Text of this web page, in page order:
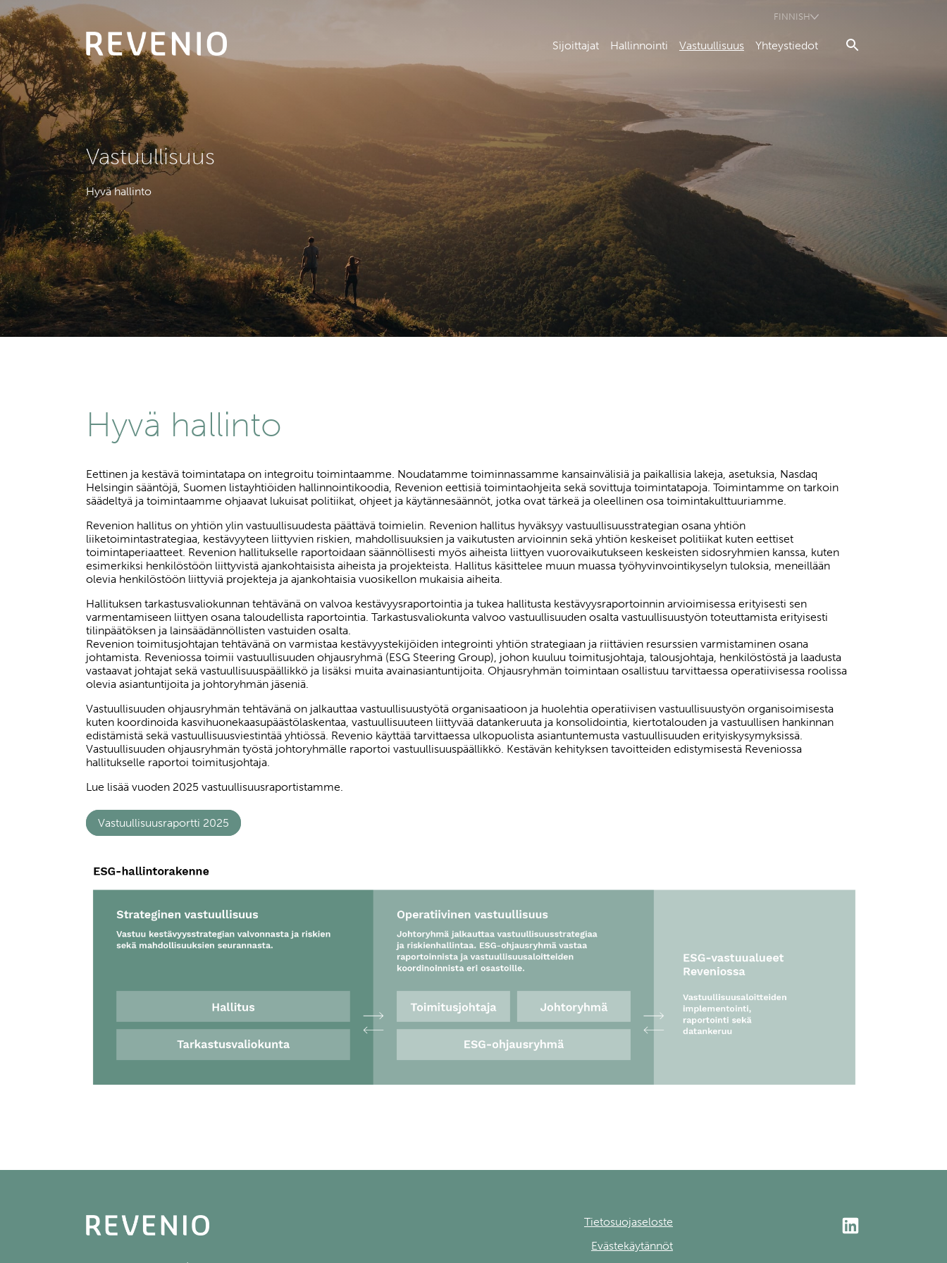
FINNISH
Sijoittajat Hallinnointi Vastuullisuus Yhteystiedot
Vastuullisuus
Hyvä hallinto
Hyvä hallinto
Eettinen ja kestävä toimintatapa on integroitu toimintaamme. Noudatamme toiminnassamme kansainvälisiä ja paikallisia lakeja, asetuksia, Nasdaq
Helsingin sääntöjä, Suomen listayhtiöiden hallinnointikoodia, Revenion eettisiä toimintaohjeita sekä sovittuja toimintatapoja. Toimintamme on tarkoin
säädeltyä ja toimintaamme ohjaavat lukuisat politiikat, ohjeet ja käytännesäännöt, jotka ovat tärkeä ja oleellinen osa toimintakulttuuriamme.
Revenion hallitus on yhtiön ylin vastuullisuudesta päättävä toimielin. Revenion hallitus hyväksyy vastuullisuusstrategian osana yhtiön
liiketoimintastrategiaa, kestävyyteen liittyvien riskien, mahdollisuuksien ja vaikutusten arvioinnin sekä yhtiön keskeiset politiikat kuten eettiset
toimintaperiaatteet. Revenion hallitukselle raportoidaan säännöllisesti myös aiheista liittyen vuorovaikutukseen keskeisten sidosryhmien kanssa, kuten
esimerkiksi henkilöstöön liittyvistä ajankohtaisista aiheista ja projekteista. Hallitus käsittelee muun muassa työhyvinvointikyselyn tuloksia, meneillään
olevia henkilöstöön liittyviä projekteja ja ajankohtaisia vuosikellon mukaisia aiheita.
Hallituksen tarkastusvaliokunnan tehtävänä on valvoa kestävyysraportointia ja tukea hallitusta kestävyysraportoinnin arvioimisessa erityisesti sen
varmentamiseen liittyen osana taloudellista raportointia. Tarkastusvaliokunta valvoo vastuullisuuden osalta vastuullisuustyön toteuttamista erityisesti
tilinpäätöksen ja lainsäädännöllisten vastuiden osalta.
Revenion toimitusjohtajan tehtävänä on varmistaa kestävyystekijöiden integrointi yhtiön strategiaan ja riittävien resurssien varmistaminen osana
johtamista. Reveniossa toimii vastuullisuuden ohjausryhmä (ESG Steering Group), johon kuuluu toimitusjohtaja, talousjohtaja, henkilöstöstä ja laadusta
vastaavat johtajat sekä vastuullisuuspäällikkö ja lisäksi muita avainasiantuntijoita. Ohjausryhmän toimintaan osallistuu tarvittaessa operatiivisessa roolissa
olevia asiantuntijoita ja johtoryhmän jäseniä.
Vastuullisuuden ohjausryhmän tehtävänä on jalkauttaa vastuullisuustyötä organisaatioon ja huolehtia operatiivisen vastuullisuustyön organisoimisesta
kuten koordinoida kasvihuonekaasupäästölaskentaa, vastuullisuuteen liittyvää datankeruuta ja konsolidointia, kiertotalouden ja vastuullisen hankinnan
edistämistä sekä vastuullisuusviestintää yhtiössä. Revenio käyttää tarvittaessa ulkopuolista asiantuntemusta vastuullisuuden erityiskysymyksissä.
Vastuullisuuden ohjausryhmän työstä johtoryhmälle raportoi vastuullisuuspäällikkö. Kestävän kehityksen tavoitteiden edistymisestä Reveniossa
hallitukselle raportoi toimitusjohtaja.
Lue lisää vuoden 2025 vastuullisuusraportistamme.
Vastuullisuusraportti 2025
Tietosuojaseloste
Evästekäytännöt